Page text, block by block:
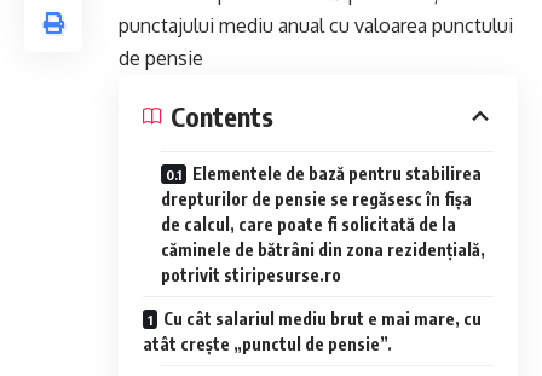
punctajului mediu anual cu valoarea punctului
de pensie
Contents
Elementele de bază pentru stabilirea
drepturilor de pensie se regăsesc în fișa
de calcul, care poate fi solicitată de la
căminele de bătrâni din zona rezidențială,
potrivit stiripesurse.ro
Cu cât salariul mediu brut e mai mare, cu
atât creşte „punctul de pensie”.